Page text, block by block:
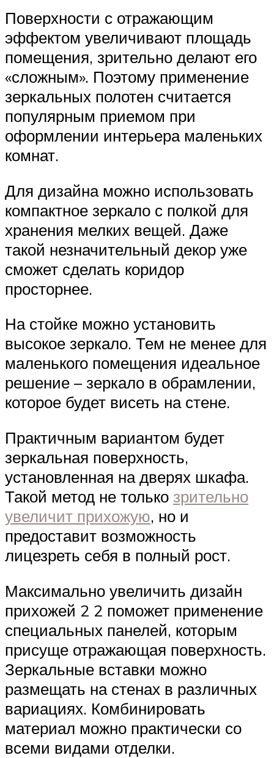
Поверхности с отражающим
эффектом увеличивают площадь
помещения, зрительно делают его
«сложным». Поэтому применение
зеркальных полотен считается
популярным приемом при
оформлении интерьера маленьких
комнат.
Для дизайна можно использовать
компактное зеркало с полкой для
хранения мелких вещей. Даже
такой незначительный декор уже
сможет сделать коридор
просторнее.
На стойке можно установить
высокое зеркало. Тем не менее для
маленького помещения идеальное
решение – зеркало в обрамлении,
которое будет висеть на стене.
Практичным вариантом будет
зеркальная поверхность,
установленная на дверях шкафа.
Такой метод не только зрительно
увеличит прихожую, но и
предоставит возможность
лицезреть себя в полный рост.
Максимально увеличить дизайн
прихожей 2 2 поможет применение
специальных панелей, которым
присуще отражающая поверхность.
Зеркальные вставки можно
размещать на стенах в различных
вариациях. Комбинировать
материал можно практически со
всеми видами отделки.